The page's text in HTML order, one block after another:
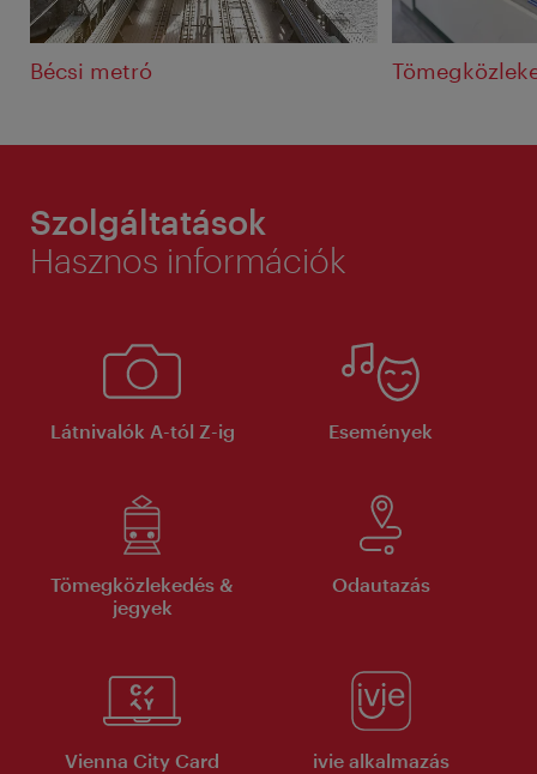
Bécsi metró
Szolgáltatások
Hasznos információk
Látnivalók A-tól Z-ig Események
Tömegközlekedés &
jegyek
Odautazás
Vienna City Card ivie alkalmazás